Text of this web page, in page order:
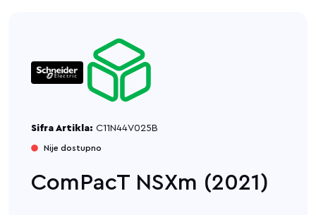
Sifra Artikla: C11N44V025B
Nije dostupno
ComPacT NSXm (2021)